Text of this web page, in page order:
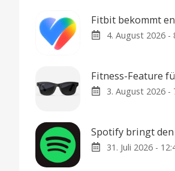
Fitbit bekommt
4. August 2026 -
Fitness-Feature
3. August 2026 -
Spotify bringt
31. Juli 2026 -